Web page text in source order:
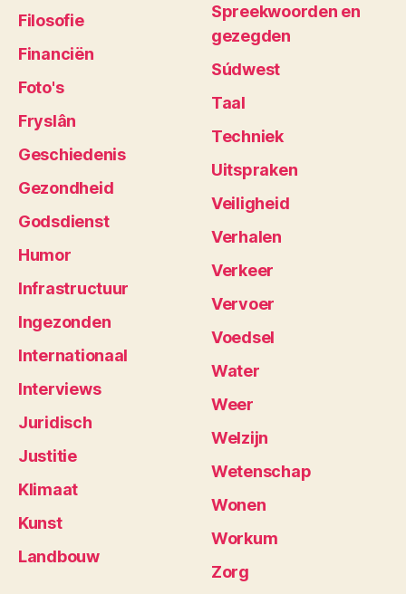
Filosofie
Financiën
Foto's
Fryslân
Geschiedenis
Gezondheid
Godsdienst
Humor
Infrastructuur
Ingezonden
Internationaal
Interviews
Juridisch
Justitie
Klimaat
Kunst
Landbouw
Spreekwoorden en
gezegden
Súdwest
Taal
Techniek
Uitspraken
Veiligheid
Verhalen
Verkeer
Vervoer
Voedsel
Water
Weer
Welzijn
Wetenschap
Wonen
Workum
Zorg